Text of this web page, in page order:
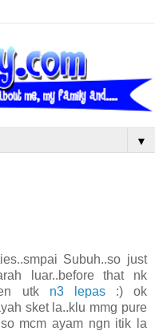
▼
Subuh..so just
luar..before that nk
utk n3 lepas:) ok
sket la..klu mmg pure
mcm ayam ngn itik la